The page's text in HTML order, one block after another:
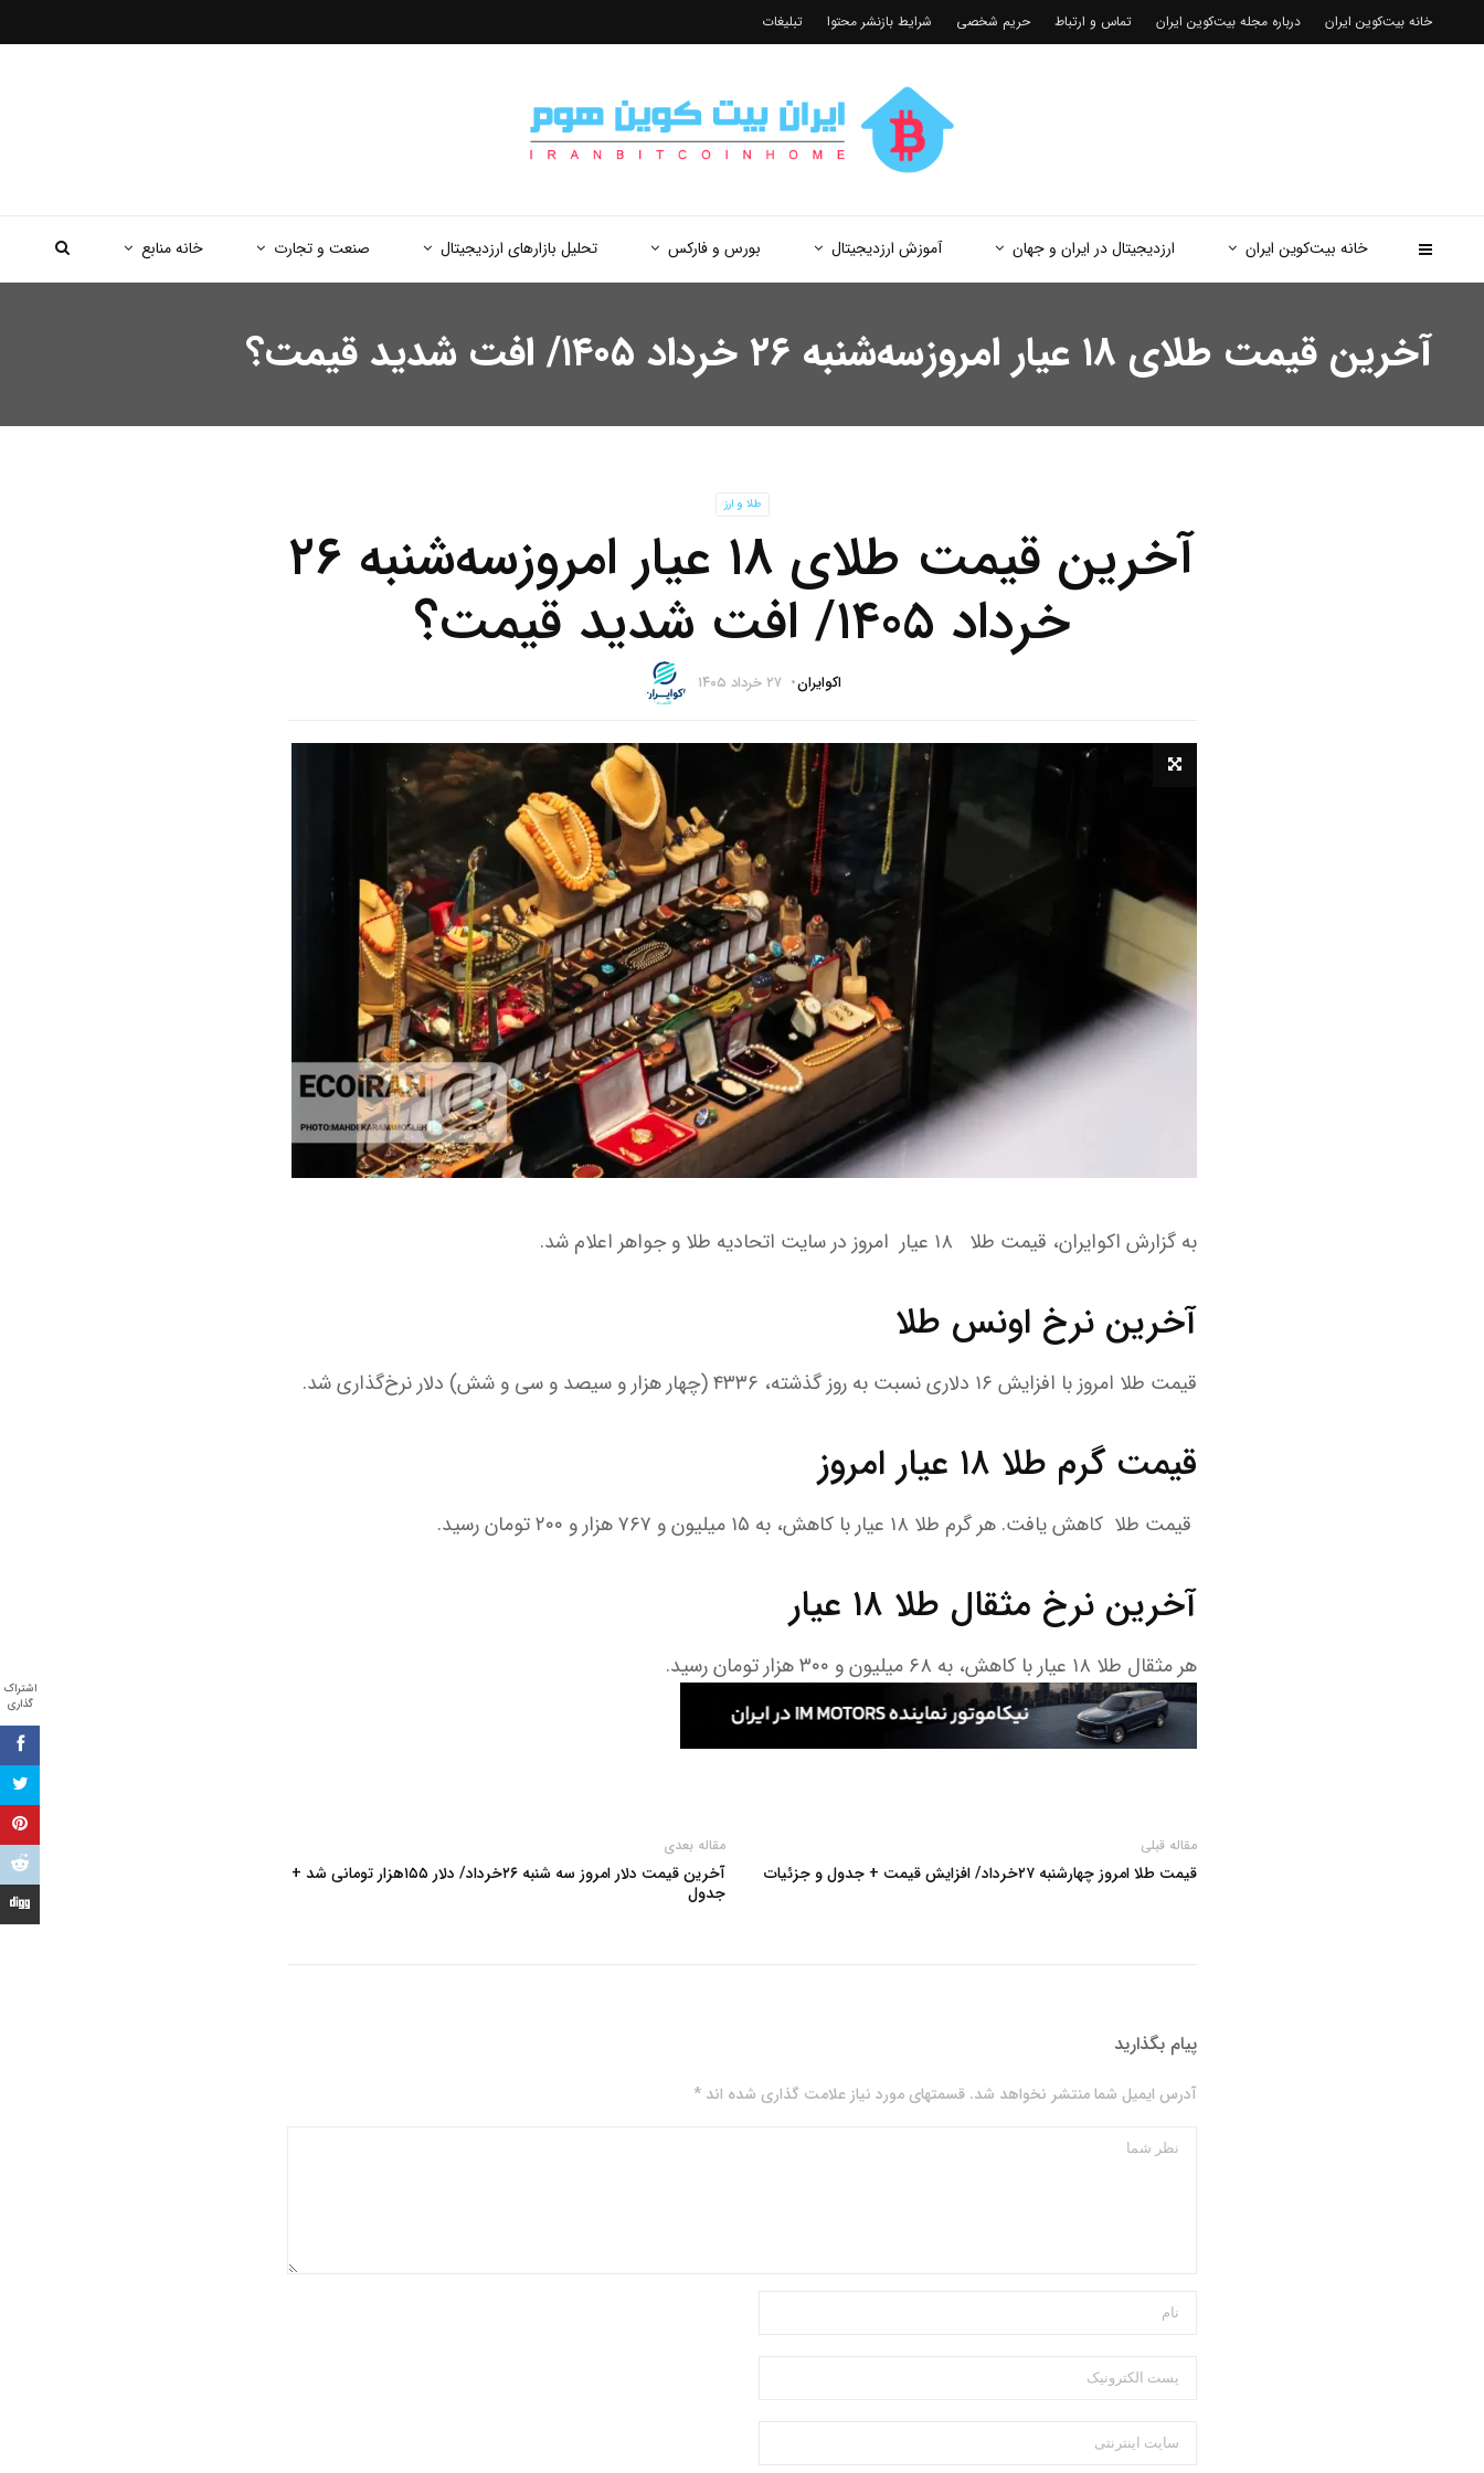
خانه بیت‌کوین ایران ارزدیجیتال در ایران و جهان آموزش ارزدیجیتال بورس و فارکس تحلیل بازارهای ارزدیجیتال صنعت و تجارت خانه منابع
خانه بیت‌کوین ایران درباره مجله بیت‌کوین ایران تماس و ارتباط حریم شخصی شرایط بازنشر محتوا تبلیغات
آخرین قیمت طلای ۱۸ عیار امروز‌سه‌شنبه ۲۶ خرداد ۱۴۰۵/ افت شدید قیمت؟
طلا و ارز
آخرین قیمت طلای ۱۸ عیار امروز‌سه‌شنبه ۲۶
خرداد ۱۴۰۵/ افت شدید قیمت؟
اکوایران ۲۷ خرداد ۱۴۰۵
اشتراک
گذاری
به گزارش اکوایران، قیمت طلا ۱۸ عیار امروز در سایت اتحادیه طلا و جواهر اعلام شد.
آخرین نرخ اونس طلا
قیمت طلا امروز با افزایش ۱۶ دلاری نسبت به روز گذشته، ۴۳۳۶ (چهار هزار و سیصد و سی و شش) دلار نرخ‌گذاری شد.
قیمت گرم طلا ۱۸ عیار امروز
قیمت طلا کاهش یافت. هر گرم طلا ۱۸ عیار با کاهش، به ۱۵ میلیون و ۷۶۷ هزار و ۲۰۰ تومان رسید.
آخرین نرخ مثقال طلا ۱۸ عیار
هر مثقال طلا ۱۸ عیار با کاهش، به ۶۸ میلیون و ۳۰۰ هزار تومان رسید‌.
مقاله قبلی
قیمت طلا امروز چهارشنبه ۲۷خرداد/ افزایش قیمت + جدول و جزئیات
مقاله بعدی
آخرین قیمت دلار امروز سه شنبه ۲۶خرداد/ دلار ۱۵۵هزار تومانی شد +
جدول
پیام بگذارید
آدرس ایمیل شما منتشر نخواهد شد. قسمتهای مورد نیاز علامت گذاری شده اند *